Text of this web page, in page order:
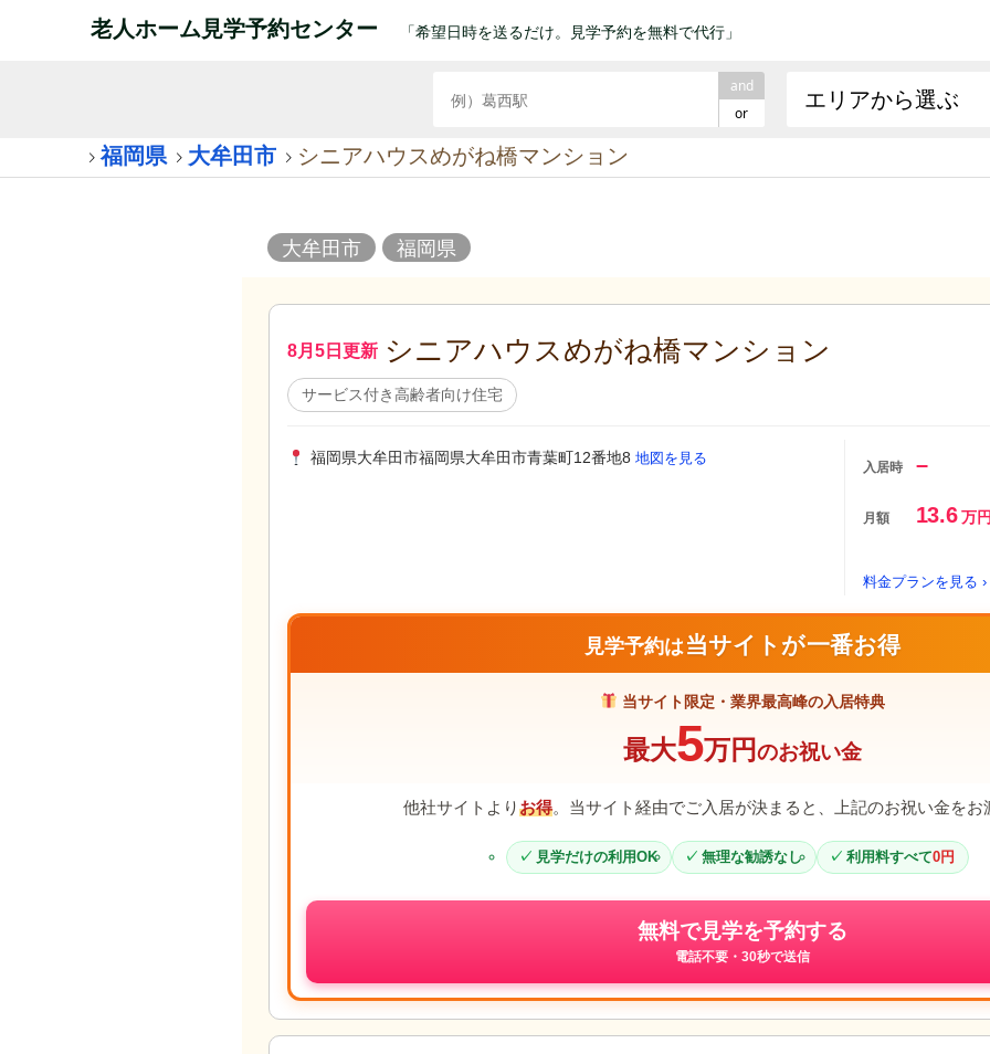
老人ホーム見学予約センター 「希望日時を送るだけ。見学予約を無料で代行」
and
or
エリアから選ぶ
福岡県
大牟田市 シニアハウスめがね橋マンション
大牟田市 福岡県
8月5日更新 シニアハウスめがね橋マンション
サービス付き高齢者向け住宅
福岡県大牟田市福岡県大牟田市青葉町12番地8地図を見る
入居時 –
月額 13.6万
料金プランを見る ›
見学予約は 当サイトが一番お得
当サイト限定・業界最高峰の入居特典
最大5万円のお祝い金
他社サイトよりお得。当サイト経由でご入居が決まると、上記のお祝い金をお
見学だけの利用OK 無理な勧誘なし 利用料すべて0円
無料で見学を予約する
電話不要・30秒で送信